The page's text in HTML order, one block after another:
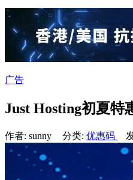
广告
Just Hosting初夏特
作者: sunny 分类: 优惠码